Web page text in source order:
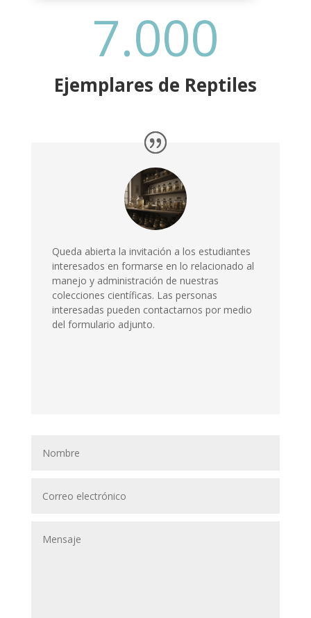
7.000
Ejemplares de Reptiles
Queda abierta la invitación a los estudiantes
interesados en formarse en lo relacionado al
manejo y administración de nuestras
colecciones científicas. Las personas
interesadas pueden contactarnos por medio
del formulario adjunto.